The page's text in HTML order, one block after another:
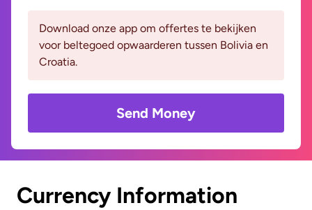
Download onze app om offertes te bekijken
voor beltegoed opwaarderen tussen Bolivia en
Croatia.
Send Money
Currency Information